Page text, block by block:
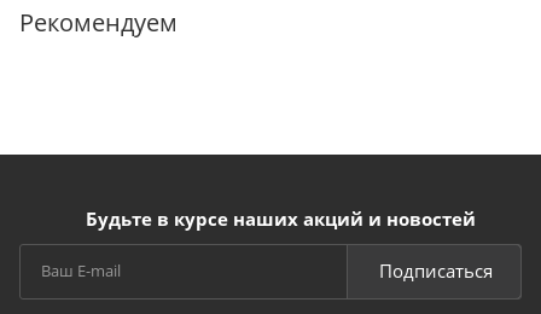
Рекомендуем
Будьте в курсе наших акций и новостей
Подписаться